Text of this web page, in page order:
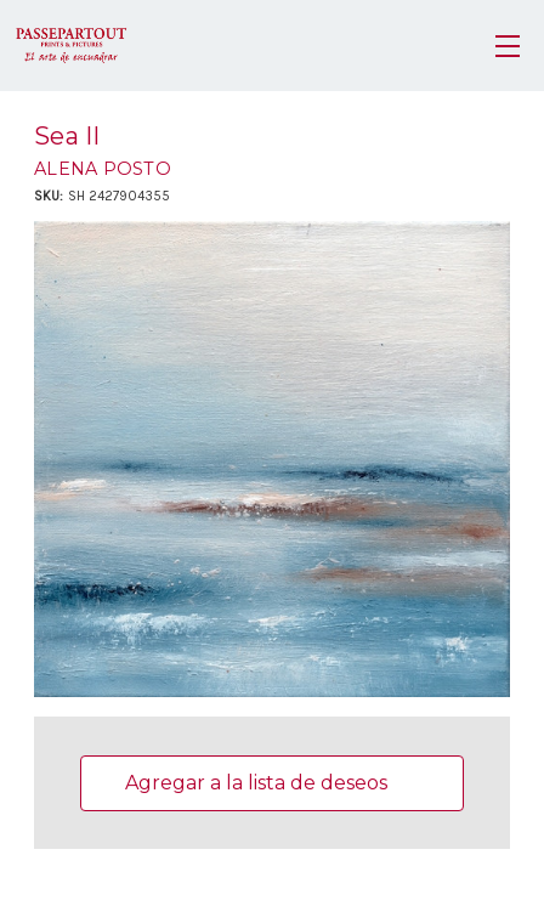
Sea II
ALENA POSTO
SKU: SH 2427904355
actuales:Agregar a la lista de deseos